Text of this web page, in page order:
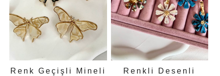
Renk Geçişli Mineli
Renkli Desenli